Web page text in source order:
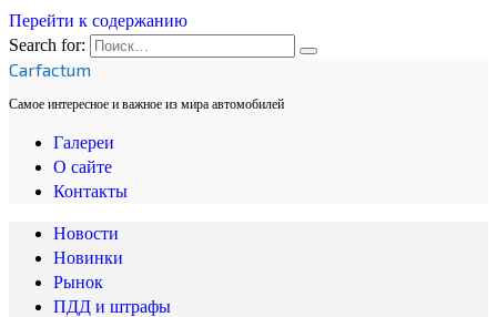
Перейти к содержанию
Search for:
Carfactum
Самое интересное и важное из мира автомобилей
Галереи
О сайте
Контакты
Новости
Новинки
Рынок
ПДД и штрафы